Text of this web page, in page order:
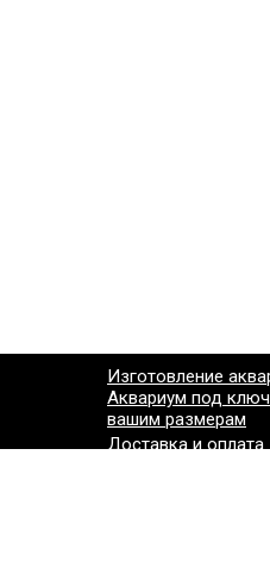
Изготовление
Аквариум под
вашим размерам
Доставка и оплата